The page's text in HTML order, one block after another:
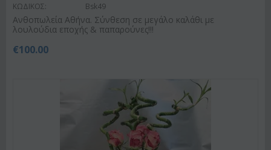
ΚΩΔΙΚΟΣ: Bsk49
Ανθοπωλεία Αθήνα. Σύνθεση σε μεγάλο καλάθι με
λουλούδια εποχής & παπαρούνες!!!
€100.00